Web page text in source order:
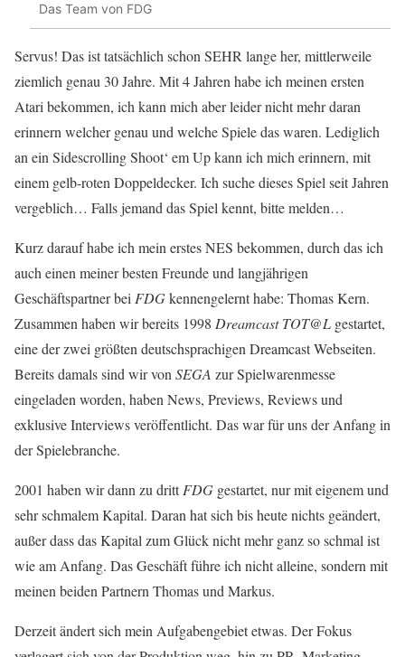
Das Team von FDG
Servus! Das ist tatsächlich schon SEHR lange her, mittlerweile
ziemlich genau 30 Jahre. Mit 4 Jahren habe ich meinen ersten
Atari bekommen, ich kann mich aber leider nicht mehr daran
erinnern welcher genau und welche Spiele das waren. Lediglich
an ein Sidescrolling Shoot‘ em Up kann ich mich erinnern, mit
einem gelb-roten Doppeldecker. Ich suche dieses Spiel seit Jahren
vergeblich… Falls jemand das Spiel kennt, bitte melden…
Kurz darauf habe ich mein erstes NES bekommen, durch das ich
auch einen meiner besten Freunde und langjährigen
Geschäftspartner bei FDGkennengelernt habe: Thomas Kern.
Zusammen haben wir bereits 1998 Dreamcast TOT@L gestartet,
eine der zwei größten deutschsprachigen Dreamcast Webseiten.
Bereits damals sind wir von SEGA zur Spielwarenmesse
eingeladen worden, haben News, Previews, Reviews und
exklusive Interviews veröffentlicht. Das war für uns der Anfang in
der Spielebranche.
2001 haben wir dann zu drittFDG gestartet, nur mit eigenem und
sehr schmalem Kapital. Daran hat sich bis heute nichts geändert,
außer dass das Kapital zum Glück nicht mehr ganz so schmal ist
wie am Anfang. Das Geschäft führe ich nicht alleine, sondern mit
meinen beiden Partnern Thomas und Markus.
Derzeit ändert sich mein Aufgabengebiet etwas. Der Fokus